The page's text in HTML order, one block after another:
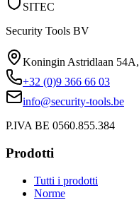
SITEC
Security Tools BV
Koningin Astridlaan 54A,
+32 (0)9 366 66 03
info@security-tools.be
P.IVA BE 0560.855.384
Prodotti
Tutti i prodotti
Norme